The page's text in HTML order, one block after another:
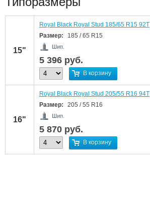
15"
Royal Black Royal Stud 185/65 R15 92T
Размер:
185 / 65 R15
Шип.
5 396 руб.
В корзину
16"
Royal Black Royal Stud 205/55 R16 94T
Размер:
205 / 55 R16
Шип.
5 870 руб.
В корзину